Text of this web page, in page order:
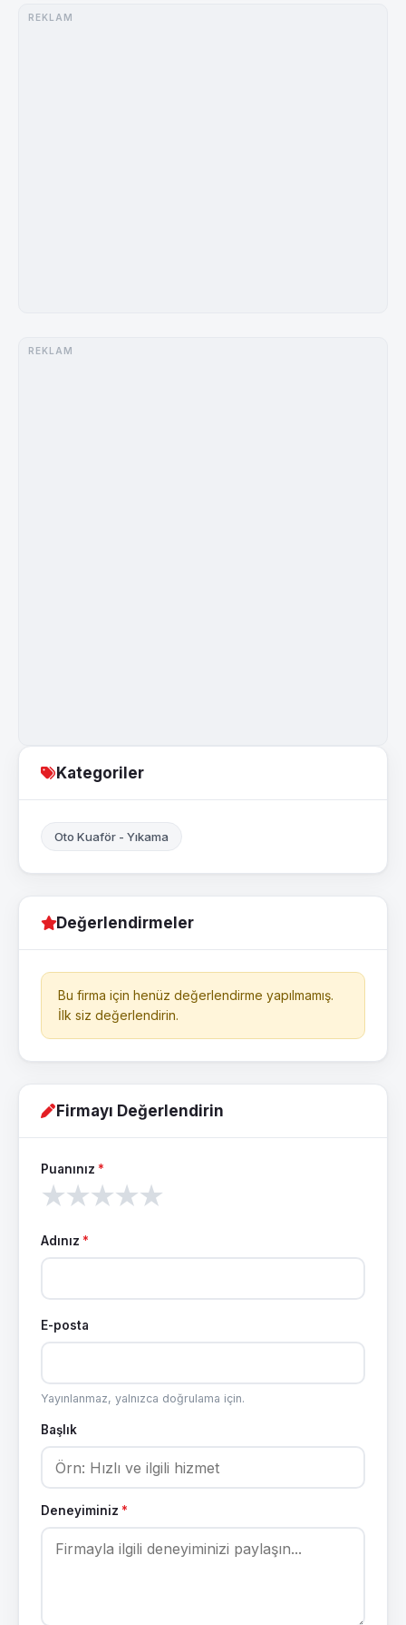
Kategoriler
Oto Kuaför - Yıkama
Değerlendirmeler
Bu firma için henüz değerlendirme yapılmamış.
İlk siz değerlendirin.
Firmayı Değerlendirin
Puanınız *
★
★
★
★
★
Adınız *
E-posta
Yayınlanmaz, yalnızca doğrulama için.
Başlık
Deneyiminiz *